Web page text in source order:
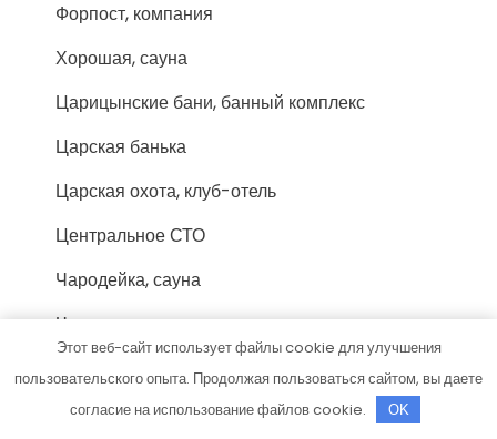
Форпост, компания
Хорошая, сауна
Царицынские бани, банный комплекс
Царская банька
Царская охота, клуб-отель
Центральное СТО
Чародейка, сауна
Черемушки, автокомплекс
Черемушки, автокомплекс
Шесть Озер, загородный клуб
Этот веб-сайт использует файлы cookie для улучшения
пользовательского опыта. Продолжая пользоваться сайтом, вы даете
согласие на использование файлов cookie.
OK